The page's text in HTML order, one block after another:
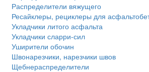
Распределители вяжущего
Ресайклеры, рециклеры для
Укладчики литого асфальта
Укладчики сларри-сил
Уширители обочин
Швонарезчики, нарезчики швов
Щебнераспределители